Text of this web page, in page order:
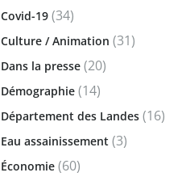
Covid-19 (34)
Culture / Animation (31)
Dans la presse (20)
Démographie (14)
Département des Landes (16)
Eau assainissement (3)
Économie (60)